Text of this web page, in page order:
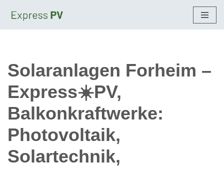
Solaranlagen Forheim –
Express☀️PV,
Balkonkraftwerke:
Photovoltaik,
Solartechnik,